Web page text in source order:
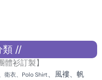
類 //
體衫訂製】
衛衣、Polo Shirt、風褸、帆